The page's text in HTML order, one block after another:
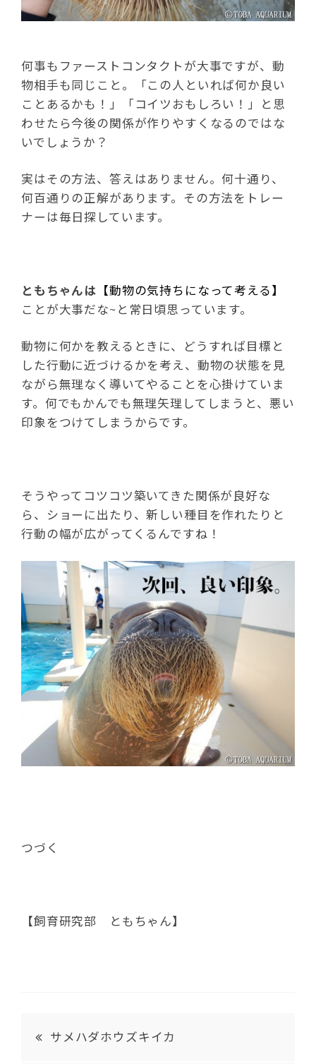
何事もファーストコンタクトが大事ですが、動
物相手も同じこと。「この人といれば何か良い
ことあるかも！」「コイツおもしろい！」と思
わせたら今後の関係が作りやすくなるのではな
いでしょうか？
実はその方法、答えはありません。何十通り、
何百通りの正解があります。その方法をトレー
ナーは毎日探しています。
ともちゃんは 【動物の気持ちになって考える】
ことが大事だな~と常日頃思っています。
動物に何かを教えるときに、どうすれば目標と
した行動に近づけるかを考え、動物の状態を見
ながら無理なく導いてやることを心掛けていま
す。何でもかんでも無理矢理してしまうと、悪い
印象をつけてしまうからです。
そうやってコツコツ築いてきた関係が良好な
ら、ショーに出たり、新しい種目を作れたりと
行動の幅が広がってくるんですね！
つづく
【飼育研究部 ともちゃん】
サメハダホウズキイカ